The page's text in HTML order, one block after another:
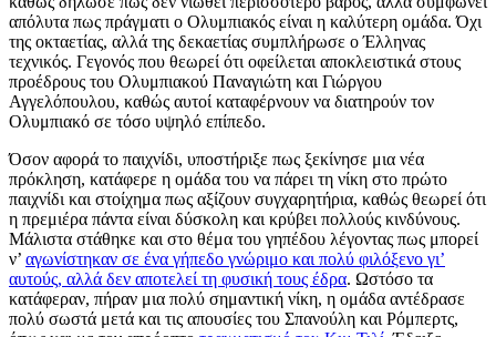
απόλυτα πως πράγματι ο Ολυμπιακός είναι η καλύτερη ομάδα. Όχι
της οκταετίας, αλλά της δεκαετίας συμπλήρωσε ο Έλληνας
τεχνικός. Γεγονός που θεωρεί ότι οφείλεται αποκλειστικά στους
προέδρους του Ολυμπιακού Παναγιώτη και Γιώργου
Αγγελόπουλου, καθώς αυτοί καταφέρνουν να διατηρούν τον
Ολυμπιακό σε τόσο υψηλό επίπεδο.
Όσον αφορά το παιχνίδι, υποστήριξε πως ξεκίνησε μια νέα
πρόκληση, κατάφερε η ομάδα του να πάρει τη νίκη στο πρώτο
παιχνίδι και στοίχημα πως αξίζουν συγχαρητήρια, καθώς θεωρεί ότι
η πρεμιέρα πάντα είναι δύσκολη και κρύβει πολλούς κινδύνους.
Μάλιστα στάθηκε και στο θέμα του γηπέδου λέγοντας πως μπορεί
ν’ αγωνίστηκαν σε ένα γήπεδο γνώριμο και πολύ φιλόξενο γι’
αυτούς, αλλά δεν αποτελεί τη φυσική τους έδρα. Ωστόσο τα
κατάφεραν, πήραν μια πολύ σημαντική νίκη, η ομάδα αντέδρασε
πολύ σωστά μετά και τις απουσίες του Σπανούλη και Ρόμπερτς,